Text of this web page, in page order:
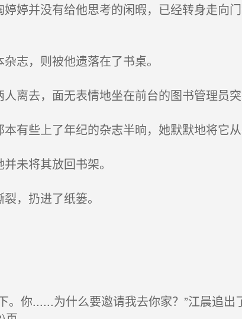
婷并没有给他思考的闲暇，已经转身走向
志，则被他遗落在了书桌。
离去，面无表情地坐在前台的图书管理员
有些上了年纪的杂志半晌，她默默地将它从
未将其放回书架。
，扔进了纸篓。
。你......为什么要邀请我去你家？”江晨追出